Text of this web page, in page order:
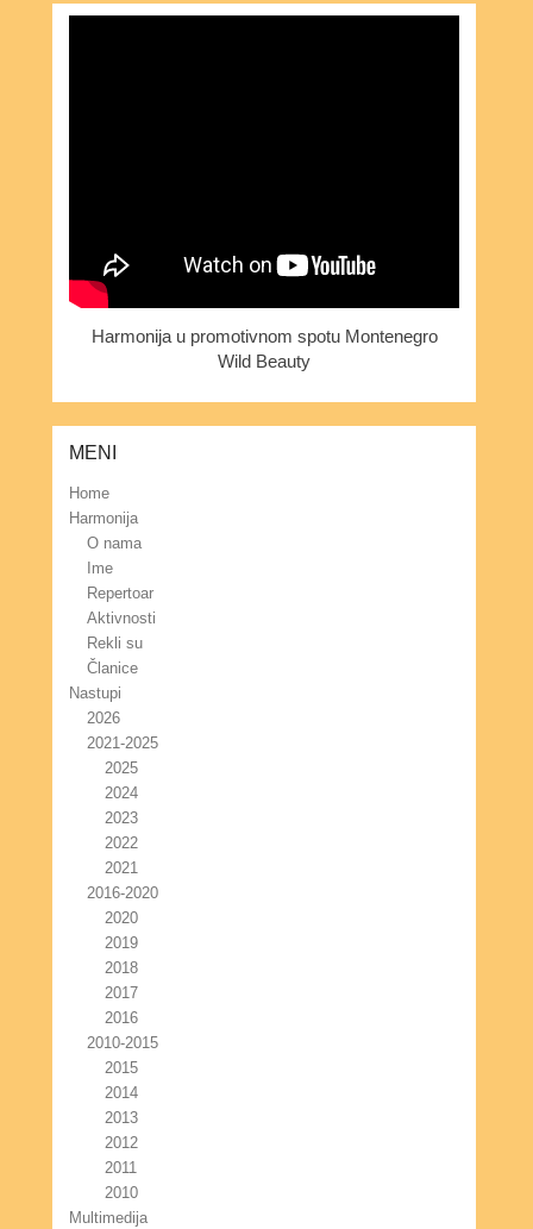
Harmonija u promotivnom spotu Montenegro
Wild Beauty
MENI
Home
Harmonija
O nama
Ime
Repertoar
Aktivnosti
Rekli su
Članice
Nastupi
2026
2021-2025
2025
2024
2023
2022
2021
2016-2020
2020
2019
2018
2017
2016
2010-2015
2015
2014
2013
2012
2011
2010
Multimedija